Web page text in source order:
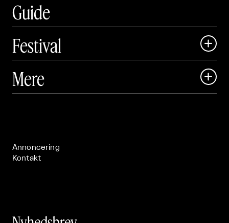
Guide
Festival

 Art Matter Festival
Mere 
Annoncering
Kontakt